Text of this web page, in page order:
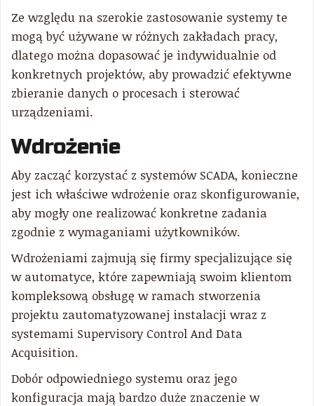
Ze względu na szerokie zastosowanie systemy te
mogą być używane w różnych zakładach pracy,
dlatego można dopasować je indywidualnie od
konkretnych projektów, aby prowadzić efektywne
zbieranie danych o procesach i sterować
urządzeniami.
Wdrożenie
Aby zacząć korzystać z systemów SCADA, konieczne
jest ich właściwe wdrożenie oraz skonfigurowanie,
aby mogły one realizować konkretne zadania
zgodnie z wymaganiami użytkowników.
Wdrożeniami zajmują się firmy specjalizujące się
w automatyce, które zapewniają swoim klientom
kompleksową obsługę w ramach stworzenia
projektu zautomatyzowanej instalacji wraz z
systemami Supervisory Control And Data
Acquisition.
Dobór odpowiedniego systemu oraz jego
konfiguracja mają bardzo duże znaczenie w